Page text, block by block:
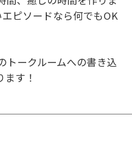
ピソードなら何でもOK
トークルームへの書き込
す！